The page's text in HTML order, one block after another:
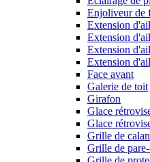
Enjoliveur de
Extension
Extension
Extension
Extension
Face avant
Galerie de toit
Girafon
Glace
Glace
Grille de
Grille de